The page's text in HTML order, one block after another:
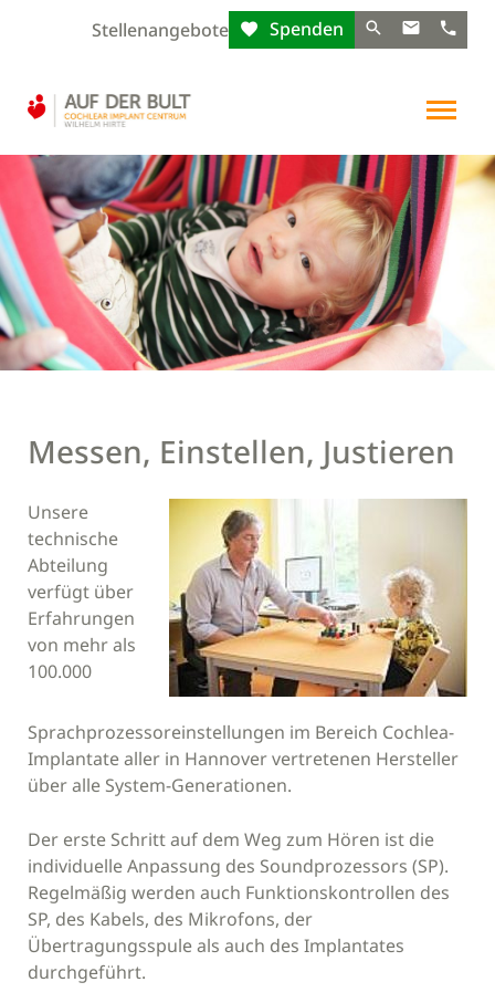
Stellenangebote Spenden
Messen, Einstellen, Justieren
Unsere
technische
Abteilung
verfügt über
Erfahrungen
von mehr als
100.000
Sprachprozessoreinstellungen im Bereich Cochlea-
Implantate aller in Hannover vertretenen Hersteller
über alle System-Generationen.
Der erste Schritt auf dem Weg zum Hören ist die
individuelle Anpassung des Soundprozessors (SP).
Regelmäßig werden auch Funktionskontrollen des
SP, des Kabels, des Mikrofons, der
Übertragungsspule als auch des Implantates
durchgeführt.